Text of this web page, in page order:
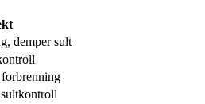
demper sult